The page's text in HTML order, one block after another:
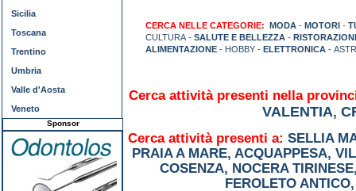
CERCA NELLE CATEGORIE: MODA - MOTORI -
CULTURA - SALUTE E BELLEZZA -
ALIMENTAZIONE - HOBBY - ELETTRONICA -
Cerca attività presenti nella
VALENTIA,
Cerca attività presenti a: SELLIA
PRAIA A MARE, ACQUAPPESA,
COSENZA, NOCERA TIRINESE
FEROLETO ANTICO
Sicilia
Toscana
Trentino
Umbria
Valle d'Aosta
Veneto
Sponsor